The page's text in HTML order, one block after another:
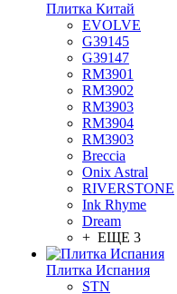
Плитка Китай
EVOLVE
G39145
G39147
RM3901
RM3902
RM3903
RM3904
RM3903
Breccia
Onix Astral
RIVERSTONE
Ink Rhyme
Dream
+ ЕЩЕ 3
Плитка Испания
STN